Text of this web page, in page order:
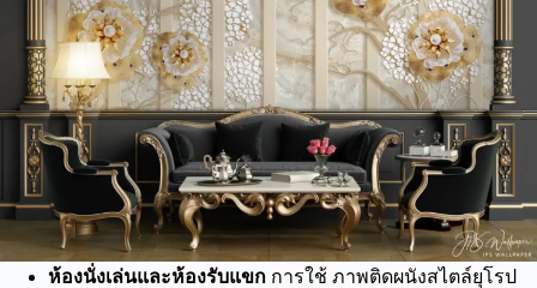
ห้องนั่งเล่นและห้องรับแขก การใช้ ภาพติดผนังสไตล์ยุโรป